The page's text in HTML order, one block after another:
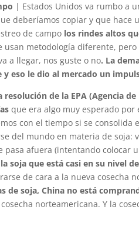
| Estados Unidos va rumbo a
deberíamos copiar y que hace
de campo los rindes altos
metodología diferente,
a llegar, nos guste o no. La
eso le dio al mercado un
resolución de la EPA (Agencia
que era algo muy esperado por
con el tiempo si se consolida
del mundo en materia de soja:
afuera (intentando colocar
soja que está casi en su nivel
de cara a la nueva cosecha
soja, China no está
norteamericana. Y la